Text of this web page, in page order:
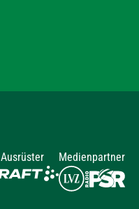
Ausrüster
Medienpartner